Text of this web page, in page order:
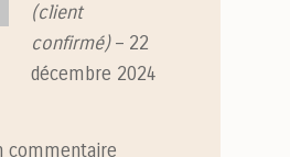
(client
confirmé) – 22
décembre 2024
commentaire